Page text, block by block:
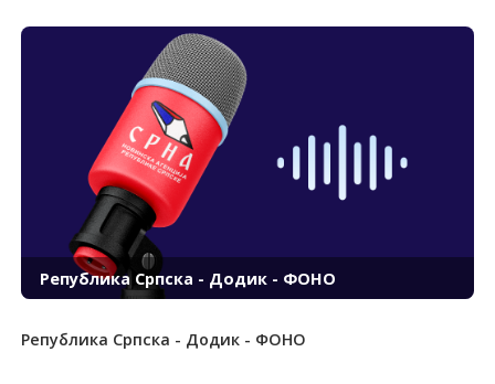
Република Српска - Додик - ФОНО
Република Српска - Додик - ФОНО